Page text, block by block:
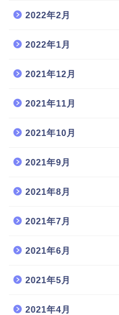
2022年2月
2022年1月
2021年12月
2021年11月
2021年10月
2021年9月
2021年8月
2021年7月
2021年6月
2021年5月
2021年4月